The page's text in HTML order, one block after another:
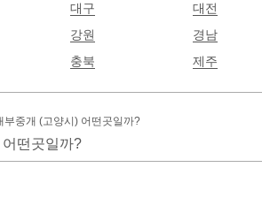
대구 대전
강원 경남
충북 제주
부중개 (고양시) 어떤곳일까?
떤곳일까?